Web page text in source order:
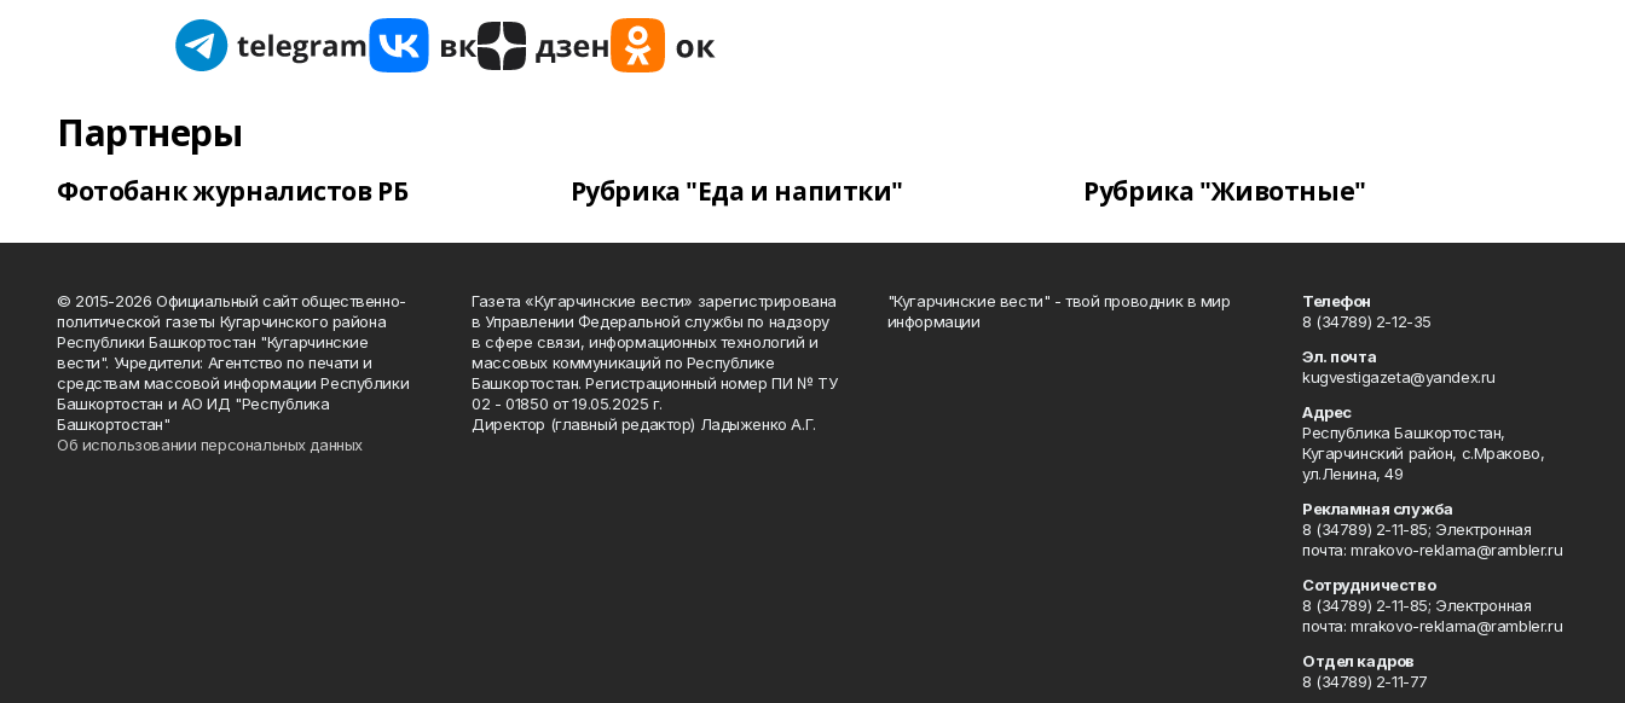
Партнеры
Фотобанк журналистов РБ Рубрика "Еда и напитки" Рубрика "Животные"
© 2015-2026 Официальный сайт общественно-
политической газеты Кугарчинского района
Республики Башкортостан "Кугарчинские
вести". Учредители: Агентство по печати и
средствам массовой информации Республики
Башкортостан и АО ИД "Республика
Башкортостан"
Об использовании персональных данных
Газета «Кугарчинские вести» зарегистрирована
в Управлении Федеральной службы по надзору
в сфере связи, информационных технологий и
массовых коммуникаций по Республике
Башкортостан. Регистрационный номер ПИ № ТУ
02 - 01850 от 19.05.2025 г.
Директор (главный редактор) Ладыженко А.Г.
"Кугарчинские вести" - твой проводник в мир
информации
Телефон
8 (34789) 2-12-35
Эл. почта
kugvestigazeta@yandex.ru
Адрес
Республика Башкортостан,
Кугарчинский район, с.Мраково,
ул.Ленина, 49
Рекламная служба
8 (34789) 2-11-85; Электронная
почта: mrakovo-reklama@rambler.ru
Сотрудничество
8 (34789) 2-11-85; Электронная
почта: mrakovo-reklama@rambler.ru
Отдел кадров
8 (34789) 2-11-77